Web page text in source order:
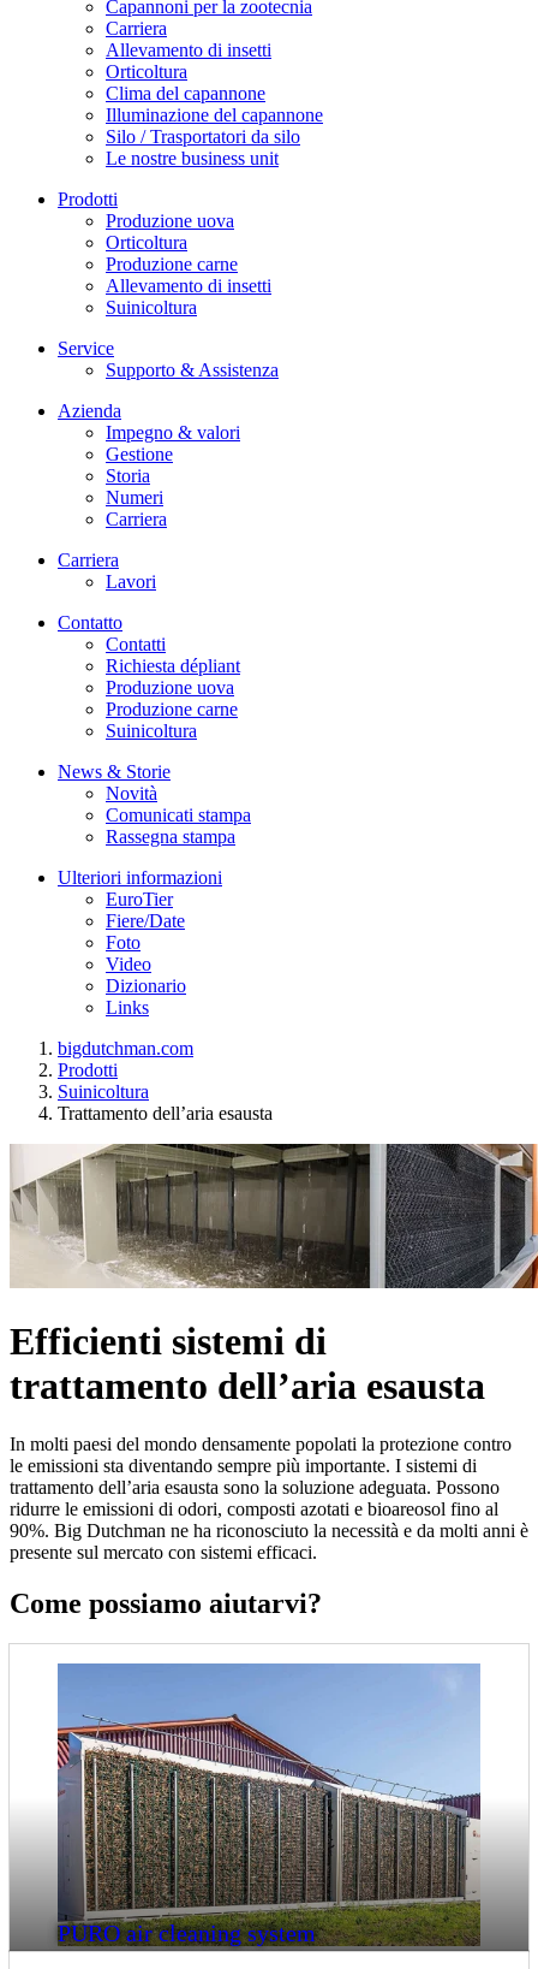
Capannoni per la zootecnia
Carriera
Allevamento di insetti
Orticoltura
Clima del capannone
Illuminazione del capannone
Silo / Trasportatori da silo
Le nostre business unit
Prodotti
Produzione uova
Orticoltura
Produzione carne
Allevamento di insetti
Suinicoltura
Service
Supporto & Assistenza
Azienda
Impegno & valori
Gestione
Storia
Numeri
Carriera
Carriera
Lavori
Contatto
Contatti
Richiesta dépliant
Produzione uova
Produzione carne
Suinicoltura
News & Storie
Novità
Comunicati stampa
Rassegna stampa
Ulteriori informazioni
EuroTier
Fiere/Date
Foto
Video
Dizionario
Links
bigdutchman.com
Prodotti
Suinicoltura
Trattamento dell’aria esausta
Efficienti sistemi di
trattamento dell’aria esausta
In molti paesi del mondo densamente popolati la protezione contro
le emissioni sta diventando sempre più importante. I sistemi di
trattamento dell’aria esausta sono la soluzione adeguata. Possono
ridurre le emissioni di odori, composti azotati e bioareosol fino al
90%. Big Dutchman ne ha riconosciuto la necessità e da molti anni è
presente sul mercato con sistemi efficaci.
Come possiamo aiutarvi?
PURO air cleaning system